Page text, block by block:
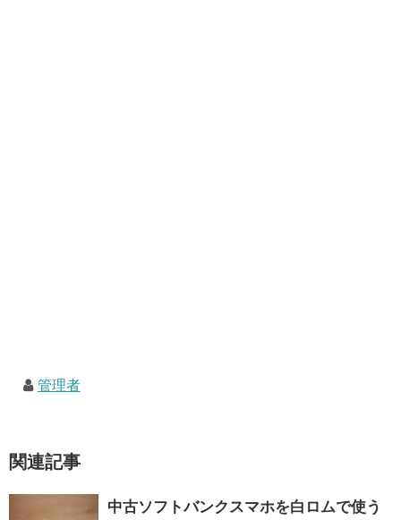
管理者
関連記事
中古ソフトバンクスマホを白ロムで使う